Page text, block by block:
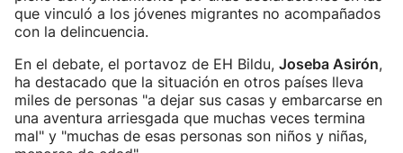
que vinculó a los jóvenes migrantes no acompañados
con la delincuencia.
En el debate, el portavoz de EH Bildu, Joseba Asirón,
ha destacado que la situación en otros países lleva
miles de personas "a dejar sus casas y embarcarse en
una aventura arriesgada que muchas veces termina
mal" y "muchas de esas personas son niños y niñas,